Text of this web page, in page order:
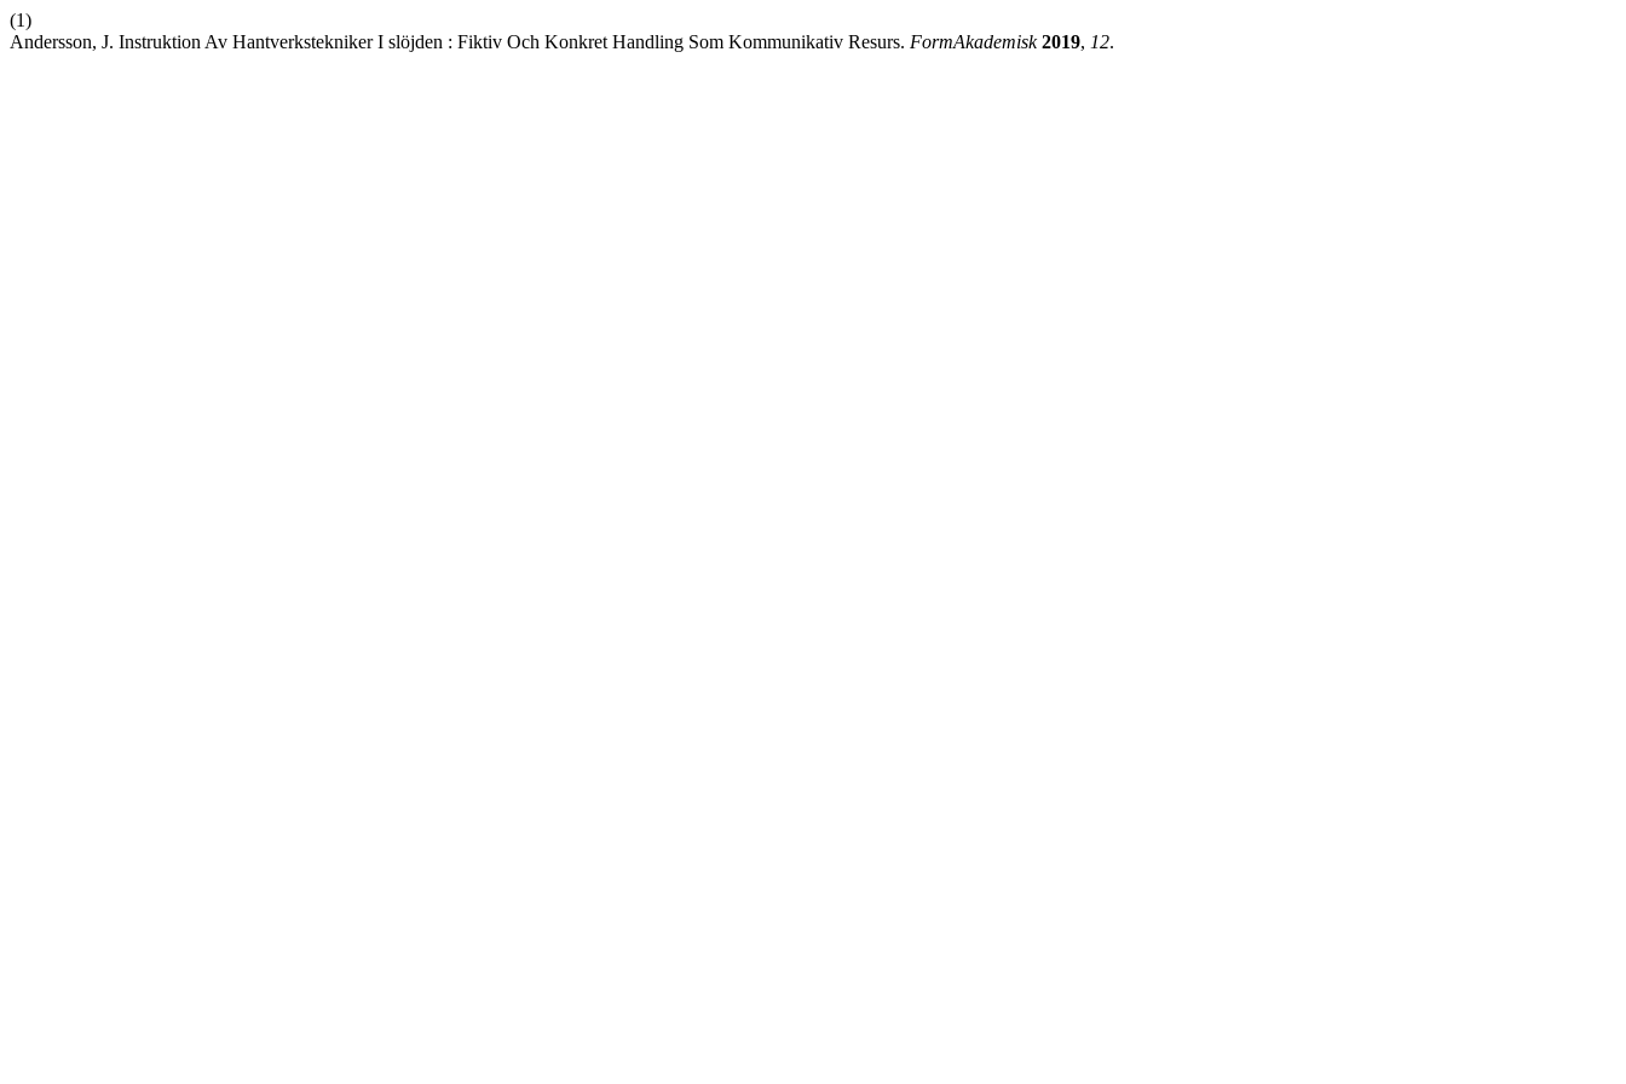
(1)
Andersson, J. Instruktion Av Hantverkstekniker I slöjden : Fiktiv Och Konkret Handling Som Kommunikativ Resurs. FormAkademisk 2019, 12.